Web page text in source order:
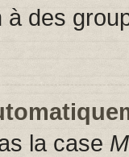
à des
la case